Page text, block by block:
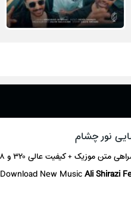
نور چشام
متن موزیک + کیفیت عالی ۳۲۰ و ۱۲۸
Download New MusicAli Shirazi